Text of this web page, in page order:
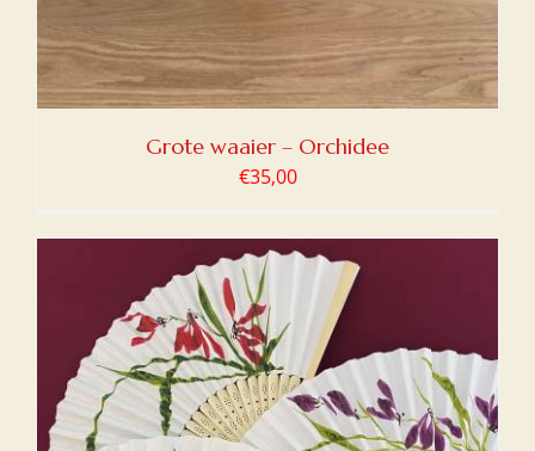
Grote waaier – Orchidee
€35,00